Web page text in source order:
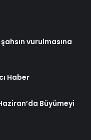
vurulmasına
Haber
Büyümeyi